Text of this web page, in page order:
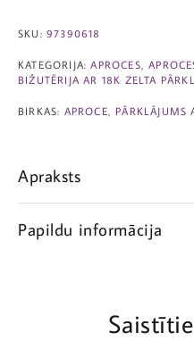
SKU: 97390618
KATEGORIJA:APROCES ,
BIŽUTĒRIJA AR 18K ZELTA
BIRKAS: APROCE PĀRKLĀJUMS
Apraksts
Papildu informācija